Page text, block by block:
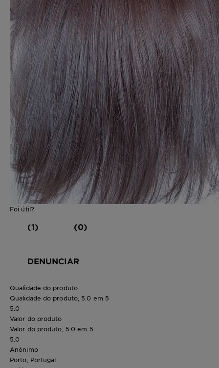
Foi útil?
(1) (0)
DENUNCIAR
Qualidade do produto
Qualidade do produto, 5.0 em 5
5.0
Valor do produto
Valor do produto, 5.0 em 5
5.0
Anónimo
Porto, Portugal